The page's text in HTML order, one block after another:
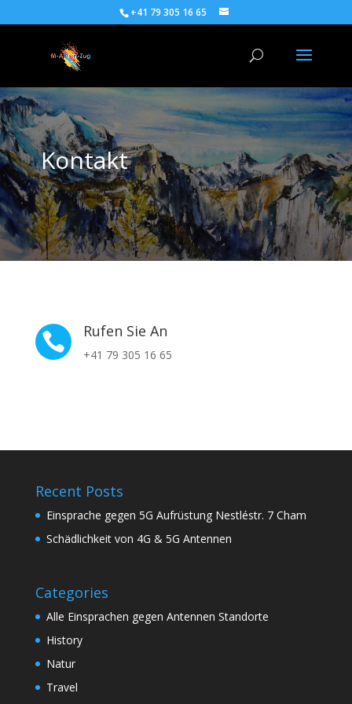
+41 79 305 16 65
Kontakt
 Rufen Sie An
+41 79 305 16 65
Recent Posts
Einsprache gegen 5G Aufrüstung Nestléstr. 7 Cham
Schädlichkeit von 4G & 5G Antennen
Categories
Alle Einsprachen gegen Antennen Standorte
History
Natur
Travel